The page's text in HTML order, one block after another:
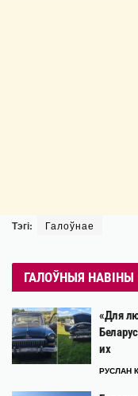
Тэгі: Галоўнае
ГАЛОЎНЫЯ НАВІНЫ
«Для
их
РУСЛАН